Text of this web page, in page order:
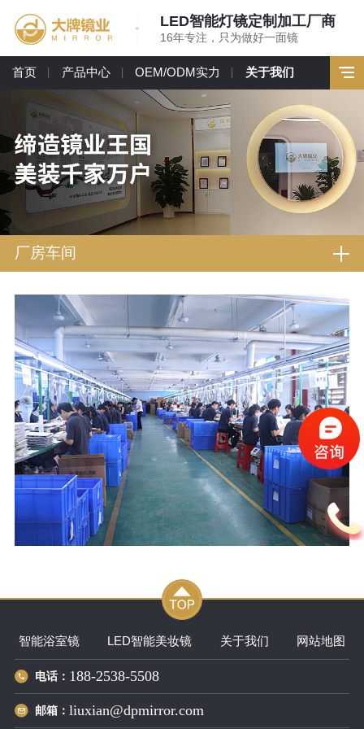
LED智能灯镜定制加工厂商
16年专注，只为做好一面镜
首页 产品中心 OEM/ODM实力 关于我们
厂房车间
智能浴室镜 LED智能美妆镜 关于我们 网站地图
电话： 188-2538-5508
邮箱： liuxian@dpmirror.com